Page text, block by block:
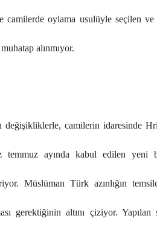
camilerde oylama usulüyle seçilen
alınmıyor.
değişikliklerle, camilerin idaresinde
temmuz ayında kabul edilen yeni
Müslüman Türk azınlığın
gerektiğinin altını çiziyor.